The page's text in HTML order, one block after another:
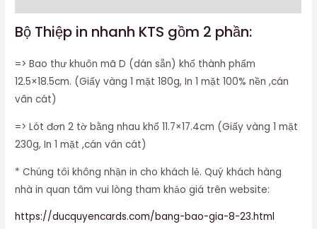
Bộ Thiệp in nhanh KTS gồm 2 phần:
=> Bao thư khuôn mã D (dán sẵn) khổ thành phẩm
12.5×18.5cm. (Giấy vàng 1 mặt 180g, In 1 mặt 100% nền ,cán
vân cát)
=> Lót đơn 2 tờ bằng nhau khổ 11.7×17.4cm (Giấy vàng 1 mặt
230g, In 1 mặt ,cán vân cát)
* Chúng tôi không nhận in cho khách lẻ. Quý khách hàng
nhà in quan tâm vui lòng tham khảo giá trên website:
https://ducquyencards.com/bang-bao-gia-8-23.html